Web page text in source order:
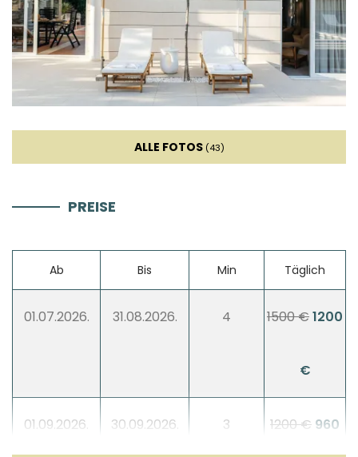
Rührgerät
Blender
Unterhaltung
ALLE FOTOS (43)
PREISE
Ab Bis Min Täglich
01.07.2026. 31.08.2026. 4 1500 €1200
€
01.09.2026. 30.09.2026. 3 1200 € 960